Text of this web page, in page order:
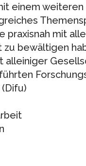
einem weiteren
praxisnah mit
bewältigen
alleiniger